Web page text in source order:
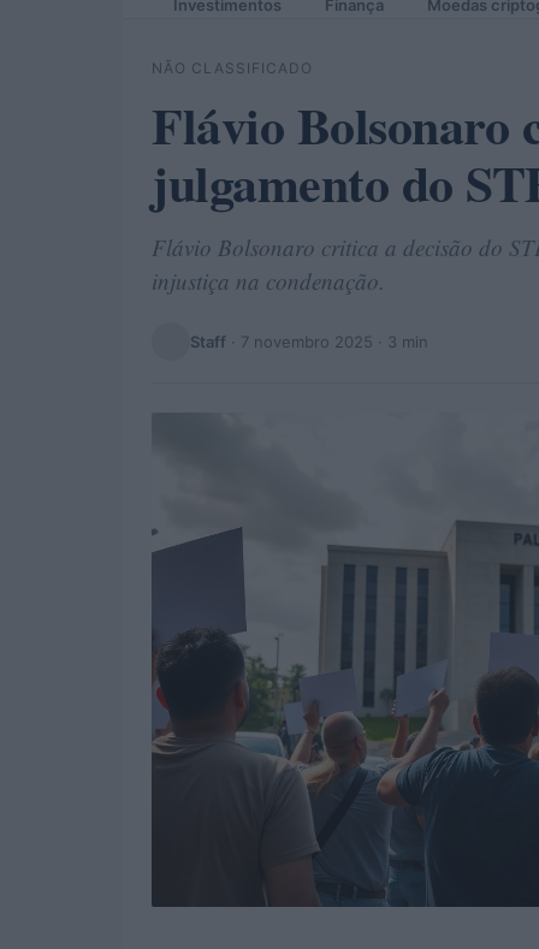
Investimentos Finança Moedas
NÃO CLASSIFICADO
Flávio Bolsonaro
julgamento do
Flávio Bolsonaro critica a decisão do
injustiça na condenação.
Staff · 7 novembro 2025 · 3 min